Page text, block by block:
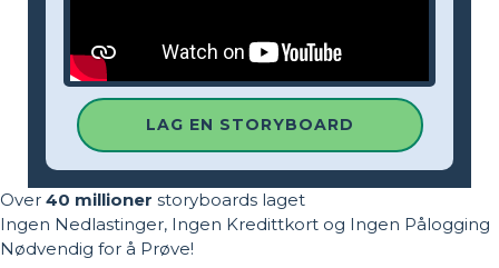
LAG EN STORYBOARD
Over 40 millioner storyboards laget
Ingen Nedlastinger, Ingen Kredittkort og Ingen Pålogging
Nødvendig for å Prøve!